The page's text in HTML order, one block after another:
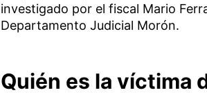
investigado por el fiscal Mario
Departamento Judicial Morón.
Quién es la víctima